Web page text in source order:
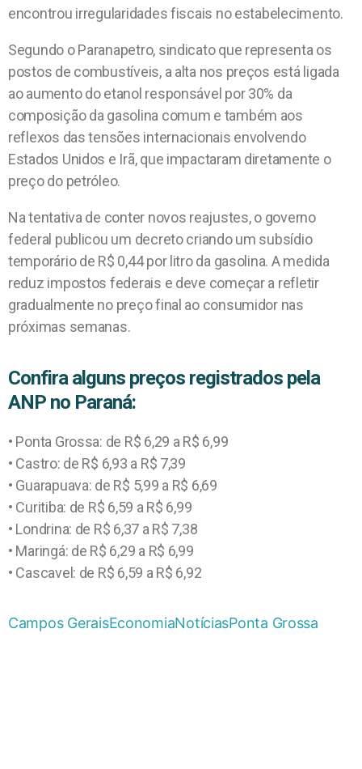
encontrou irregularidades fiscais no estabelecimento.
Segundo o Paranapetro, sindicato que representa os
postos de combustíveis, a alta nos preços está ligada
ao aumento do etanol responsável por 30% da
composição da gasolina comum e também aos
reflexos das tensões internacionais envolvendo
Estados Unidos e Irã, que impactaram diretamente o
preço do petróleo.
Na tentativa de conter novos reajustes, o governo
federal publicou um decreto criando um subsídio
temporário de R$ 0,44 por litro da gasolina. A medida
reduz impostos federais e deve começar a refletir
gradualmente no preço final ao consumidor nas
próximas semanas.
Confira alguns preços registrados pela
ANP no Paraná:
• Ponta Grossa: de R$ 6,29 a R$ 6,99
• Castro: de R$ 6,93 a R$ 7,39
• Guarapuava: de R$ 5,99 a R$ 6,69
• Curitiba: de R$ 6,59 a R$ 6,99
• Londrina: de R$ 6,37 a R$ 7,38
• Maringá: de R$ 6,29 a R$ 6,99
• Cascavel: de R$ 6,59 a R$ 6,92
Campos GeraisEconomiaNotíciasPonta Grossa